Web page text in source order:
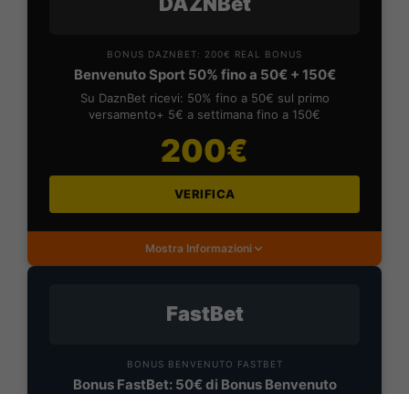
BONUS DAZNBET: 200€ REAL BONUS
Benvenuto Sport 50% fino a 50€ + 150€
Su DaznBet ricevi: 50% fino a 50€ sul primo
versamento+ 5€ a settimana fino a 150€
200€
VERIFICA
Mostra Informazioni
FastBet
BONUS BENVENUTO FASTBET
Bonus FastBet: 50€ di Bonus Benvenuto